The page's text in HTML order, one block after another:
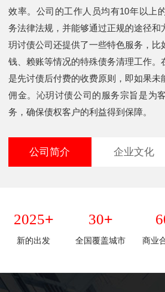
效率。公司的工作人员均有10年以上
务法律法规，并能够通过正规的途径和
玥讨债公司还提供了一些特色服务，比
钱、赖账等情况的特殊债务清理工作。
是先讨债后付费的收费原则，即如果未
佣金。沁玥讨债公司的服务宗旨是为
务，确保债权客户的利益得到保障。
公司简介 企业文化
2025+
新的出发
30+
全国覆盖城市 商业